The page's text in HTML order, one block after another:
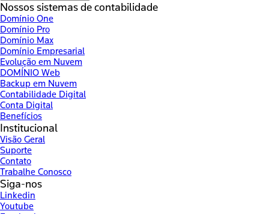
Nossos sistemas de contabilidade
Domínio One
Domínio Pro
Domínio Max
Domínio Empresarial
Evolução em Nuvem
DOMÍNIO Web
Backup em Nuvem
Contabilidade Digital
Conta Digital
Benefícios
Institucional
Visão Geral
Suporte
Contato
Trabalhe Conosco
Siga-nos
Linkedin
Youtube